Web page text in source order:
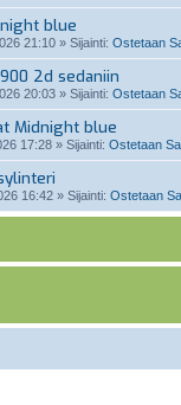
blue
21:10 » Sijainti: Ostetaan
2d sedaniin
20:03 » Sijainti: Ostetaan
Midnight blue
17:28 » Sijainti: Ostetaan
16:42 » Sijainti: Ostetaan